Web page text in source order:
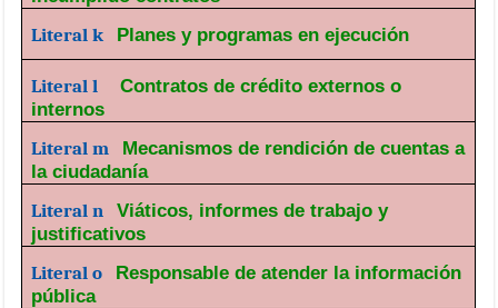
Literal k
Planes y programas en ejecución
Literal l
Contratos de crédito externos o
internos
Literal m
Mecanismos de rendición de cuentas a
la ciudadanía
Literal n
Viáticos, informes de trabajo y
justificativos
Literal o
Responsable de atender la información
pública